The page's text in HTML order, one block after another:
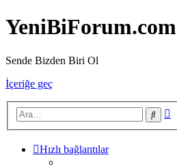
YeniBiForum.com
Sende Bizden Biri Ol
İçeriğe geç
Ara
Hızlı bağlantılar